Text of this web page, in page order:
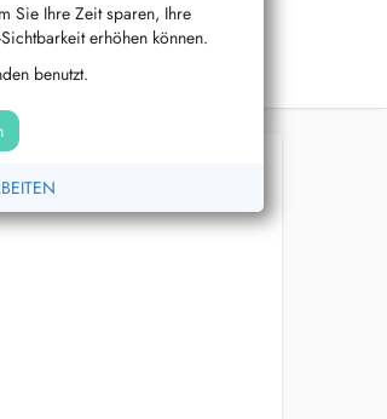
Sie Ihre Zeit sparen, Ihre
erhöhen können.
benutzt.